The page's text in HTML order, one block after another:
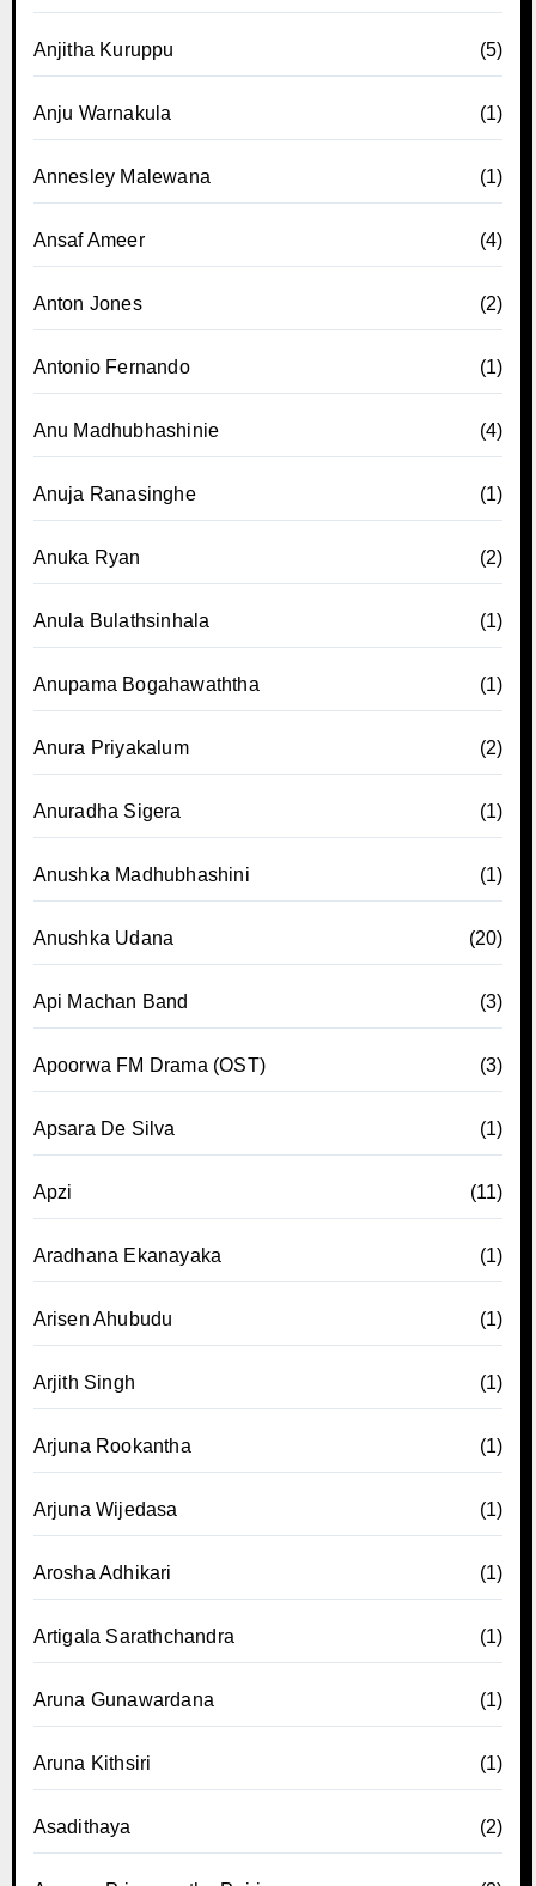
Anjitha Kuruppu (5)
Anju Warnakula (1)
Annesley Malewana (1)
Ansaf Ameer (4)
Anton Jones (2)
Antonio Fernando (1)
Anu Madhubhashinie (4)
Anuja Ranasinghe (1)
Anuka Ryan (2)
Anula Bulathsinhala (1)
Anupama Bogahawaththa (1)
Anura Priyakalum (2)
Anuradha Sigera (1)
Anushka Madhubhashini (1)
Anushka Udana (20)
Api Machan Band (3)
Apoorwa FM Drama (OST) (3)
Apsara De Silva (1)
Apzi (11)
Aradhana Ekanayaka (1)
Arisen Ahubudu (1)
Arjith Singh (1)
Arjuna Rookantha (1)
Arjuna Wijedasa (1)
Arosha Adhikari (1)
Artigala Sarathchandra (1)
Aruna Gunawardana (1)
Aruna Kithsiri (1)
Asadithaya (2)